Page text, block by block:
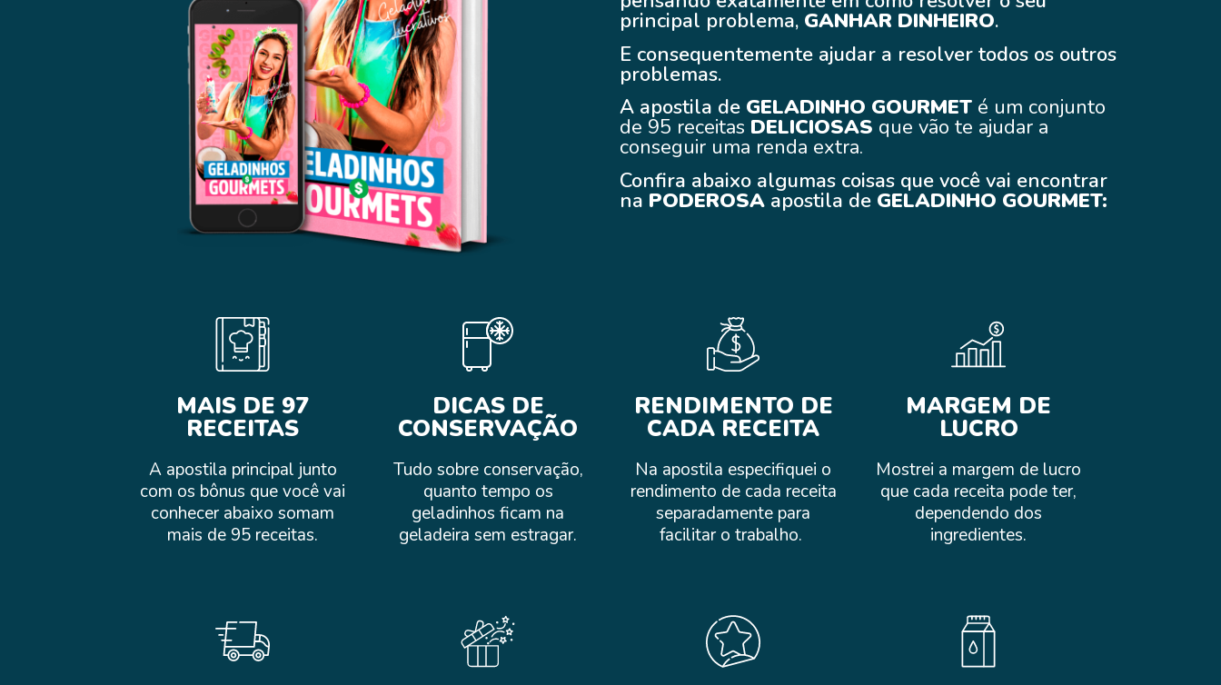
principal problema, GANHAR DINHEIRO.
E consequentemente ajudar a resolver todos os outros
problemas.
A apostila de GELADINHO GOURMET é um conjunto
de 95 receitas DELICIOSAS que vão te ajudar a
conseguir uma renda extra.
Confira abaixo algumas coisas que você vai encontrar
na PODEROSA apostila de GELADINHO GOURMET:
MAIS DE 97
RECEITAS
A apostila principal junto
com os bônus que você vai
conhecer abaixo somam
mais de 95 receitas.
DICAS DE
CONSERVAÇÃO
Tudo sobre conservação,
quanto tempo os
geladinhos ficam na
geladeira sem estragar.
RENDIMENTO DE
CADA RECEITA
Na apostila especifiquei o
rendimento de cada receita
separadamente para
facilitar o trabalho.
MARGEM DE
LUCRO
Mostrei a margem de lucro
que cada receita pode ter,
dependendo dos
ingredientes.